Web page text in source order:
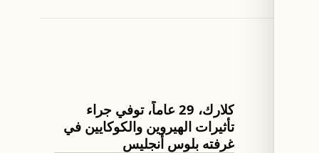
رياضة
كلارك، 29 عاماً، توفي جراء
تأثيرات الهيروين والكوكايين في
غرفته بلوس أنجليس